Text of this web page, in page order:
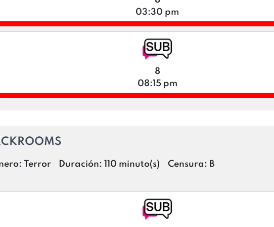
03:30 pm
8
08:15 pm
Terror Duración:110 minuto(s) Censura: B